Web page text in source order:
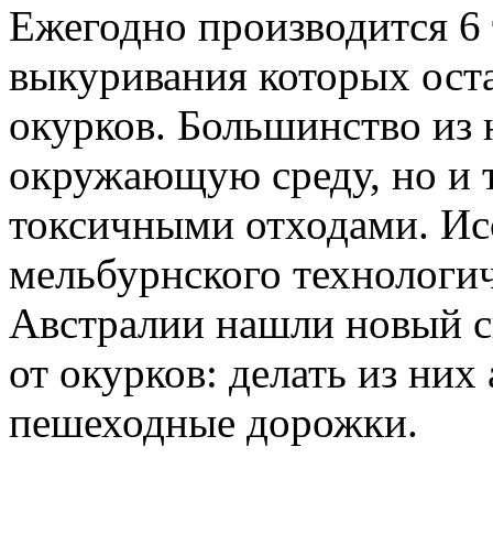
Ежегодно производится
выкуривания которых
окурков. Большинство из
окружающую среду, но и
токсичными отходами.
мельбурнского
Австралии нашли новый
от окурков: делать из
пешеходные дорожки.